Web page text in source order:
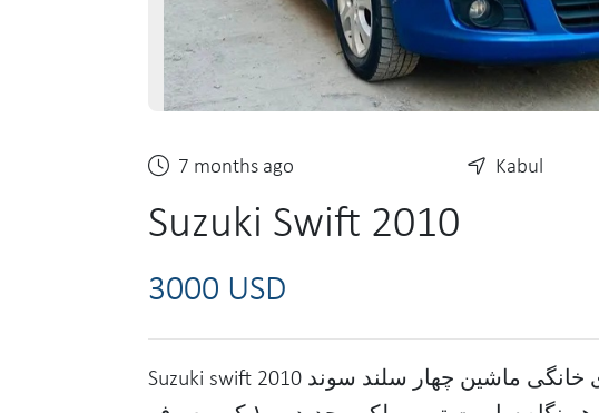
7 months ago Kabul
Suzuki Swift 2010
3000 USD
Suzuki swift 2010 پلیت کابل چت کت موتری خانگی ماشین چهار سلند سوند